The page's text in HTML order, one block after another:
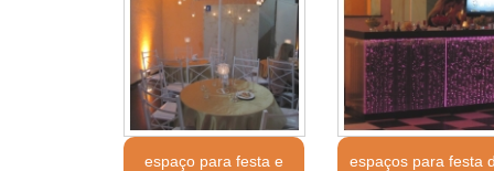
espaço para festa e
espaços para festa